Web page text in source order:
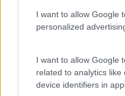
I want to allow Google
personalized
I want to allow Google
related to analytics like
device identifiers in
trabalhadores fiquem
felizes e produzam
em que trabalho dez
já tive todo o dia para
me dão prazer e que
se estivesse num